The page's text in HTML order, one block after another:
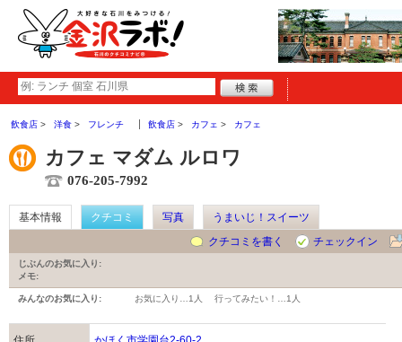
飲食店 洋食 フレンチ 飲食店 カフェ カフェ
カフェ マダム ルロワ
076-205-7992
基本情報 クチコミ 写真
うまいじ！スイーツ
クチコミを書く
チェックイン
じぶんのお気に入り:
メモ:
みんなのお気に入り: お気に入り… 1人 行ってみたい！… 1人